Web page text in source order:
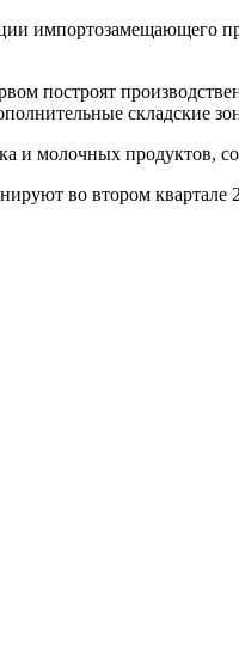
импортозамещающего
построят
складские
и молочных
во втором квартале